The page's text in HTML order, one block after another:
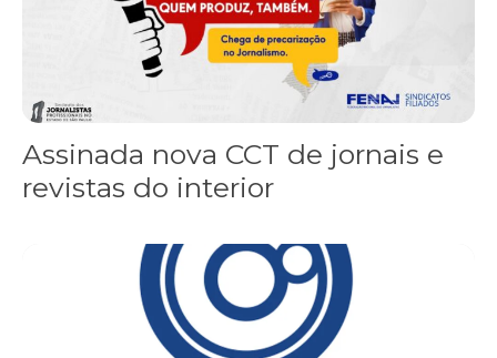
Assinada nova CCT de jornais e
revistas do interior
Sindicato leva reivindicações à TV TEM, denunciada de cometer